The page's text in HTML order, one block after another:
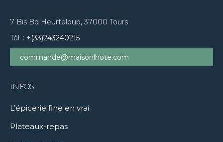
7 Bis Bd Heurteloup, 37000 Tours
Tél. : +(33)243240215
commande@maisonlhote.com
INFOS
L’épicerie fine en vrai
Plateaux-repas